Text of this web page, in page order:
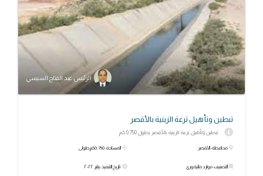
الرئيس عبد الفتاح السيسي
تبطين وتأهيل ترعة الزينية بالأقصر
تبطين وتأهيل ترعة الزينية بالأقصر بطول 0.750 كم
محافظة: الأقصر
التصنيف: موارد مائية وري
المساحة: 0.750كم طولى
تاريخ التنفيذ: يناير ٢٠٢٢